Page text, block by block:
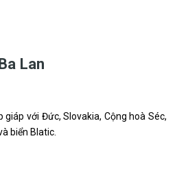
Lan
giáp với Đức, Slovakia, Cộng hoà Séc,
biển Blatic.